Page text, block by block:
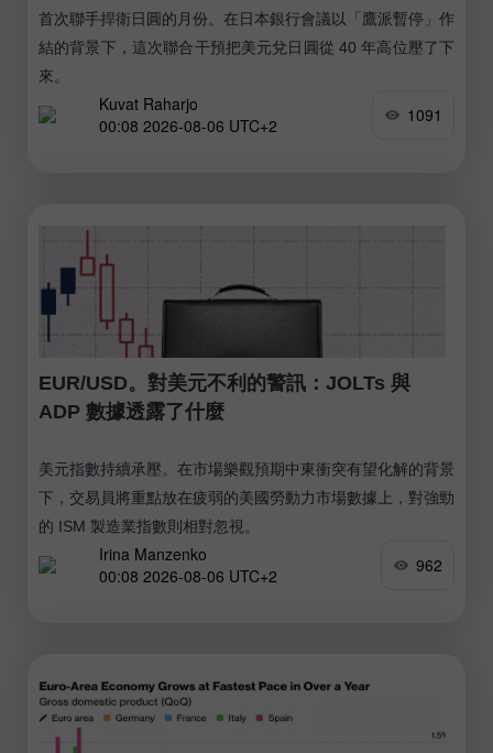
首次聯手捍衛日圓的月份。在日本銀行會議以「鷹派暫停」作
結的背景下，這次聯合干預把美元兌日圓從 40 年高位壓了下
來。
Kuvat Raharjo
00:08 2026-08-06 UTC+2
1091
EUR/USD。對美元不利的警訊：JOLTs 與
ADP 數據透露了什麼
美元指數持續承壓。在市場樂觀預期中東衝突有望化解的背景
下，交易員將重點放在疲弱的美國勞動力市場數據上，對強勁
的 ISM 製造業指數則相對忽視。
Irina Manzenko
00:08 2026-08-06 UTC+2
962